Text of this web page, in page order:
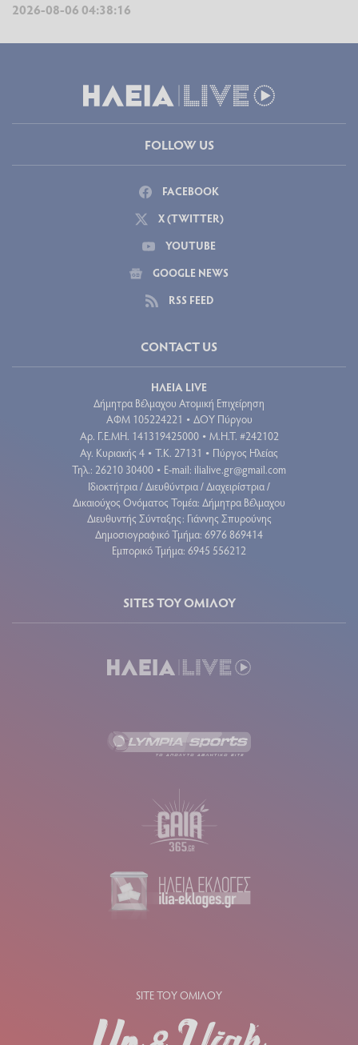
2026-08-06 04:38:16
FOLLOW US
FACEBOOK
X (TWITTER)
YOUTUBE
GOOGLE NEWS
RSS FEED
CONTACT US
ΗΛΕΙΑ LIVE
Δήμητρα Βέλμαχου Ατομική Επιχείρηση
ΑΦΜ 105224221 • ΔΟΥ Πύργου
Aρ. Γ.Ε.ΜΗ. 141319425000 • Μ.Η.Τ. #242102
Αγ. Κυριακής 4 • Τ.Κ. 27131 • Πύργος Ηλείας
Τηλ.: 26210 30400 • E-mail: ilialive.gr@gmail.com
Ιδιοκτήτρια / Διευθύντρια / Διαχειρίστρια /
Δικαιούχος Ονόματος Τομέα: Δήμητρα Βέλμαχου
Διευθυντής Σύνταξης: Γιάννης Σπυρούνης
Δημοσιογραφικό Τμήμα: 6976 869414
Εμπορικό Τμήμα: 6945 556212
SITES ΤΟΥ ΟΜΙΛΟΥ
SITE ΤΟΥ ΟΜΙΛΟΥ